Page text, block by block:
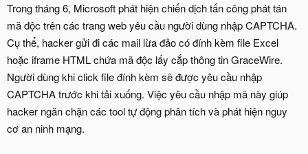
Trong tháng 6, Microsoft phát hiện chiến dịch tấn công phát tán
mã độc trên các trang web yêu cầu người dùng nhập CAPTCHA.
Cụ thể, hacker gửi đi các mail lừa đảo có đính kèm file Excel
hoặc iframe HTML chứa mã độc lấy cắp thông tin GraceWire.
Người dùng khi click file đính kèm sẽ được yêu cầu nhập
CAPTCHA trước khi tải xuống. Việc yêu cầu nhập mã này giúp
hacker ngăn chặn các tool tự động phân tích và phát hiện nguy
cơ an ninh mạng.